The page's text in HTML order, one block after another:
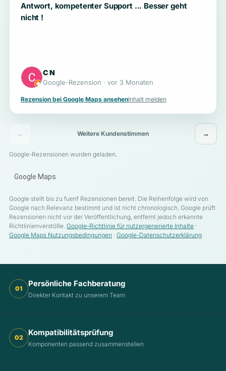
Antwort, kompetenter Support ... Besser geht
nicht !
C N
Google-Rezension · vor 3 Monaten
Rezension bei Google Maps ansehenInhalt melden
← Weitere Kundenstimmen →
Google-Rezensionen wurden geladen.
Google Maps
Google stellt bis zu fuenf Rezensionen bereit. Die Reihenfolge wird von
Google nach Relevanz bestimmt und ist nicht chronologisch. Google prüft
Rezensionen nicht vor der Veröffentlichung, entfernt jedoch erkannte
Richtlinienverstöße. Google-Richtlinie für nutzergenerierte Inhalte ·
Google Maps Nutzungsbedingungen · Google-Datenschutzerklärung
01
Persönliche Fachberatung
Direkter Kontakt zu unserem Team
02
Kompatibilitätsprüfung
Komponenten passend zusammenstellen